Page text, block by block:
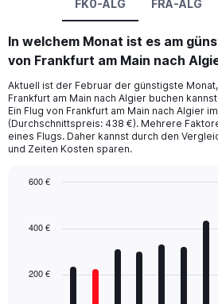
FK0-ALG FRA-ALG
In welchem Monat ist es am
von Frankfurt am Main nach
Aktuell ist der Februar der günstigste
Frankfurt am Main nach Algier buchen
Ein Flug von Frankfurt am Main nach Algier
(Durchschnittspreis: 438 €). Mehrere
eines Flugs. Daher kannst durch den
und Zeiten Kosten sparen.
with
The
200 €
400 €
600 €